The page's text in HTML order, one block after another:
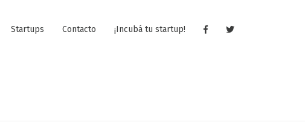
Startups Contacto ¡Incubá tu startup!